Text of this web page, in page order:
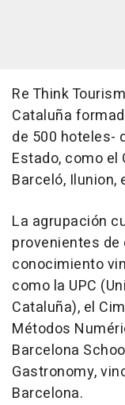
Re Think
Cataluña
de 500 hoteles-
Estado, como el
Barceló, Ilunion,
La agrupación
provenientes
conocimiento
como la UPC
Cataluña), el
Métodos
Barcelona
Gastronomy,
Barcelona.